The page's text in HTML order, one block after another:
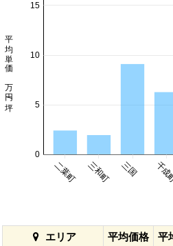
二葉町 三和町 三国 千
0
5
10
15
平均単価 万円/坪
エリア 平均価格 平